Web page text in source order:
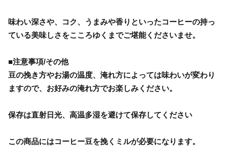
味わい深さや、コク、うまみや香りといったコーヒーの持っ
ている美味しさをこころゆくまでご堪能くださいませ。
■注意事項/その他
豆の挽き方やお湯の温度、淹れ方によっては味わいが変わり
ますので、お好みの淹れ方でお楽しみください。
保存は直射日光、高温多湿を避けて保存してください
この商品にはコーヒー豆を挽くミルが必要になります。